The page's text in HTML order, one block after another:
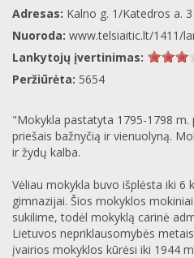
Adresas: Kalno g. 1/Katedros a. 3
Nuoroda: www.telsiaitic.lt/1411/
Lankytojų įvertinimas:
Peržiūrėta: 5654
"Mokykla pastatyta 1795-1798 m.
priešais bažnyčią ir vienuolyną.
ir žydų kalba.
Vėliau mokykla buvo išplėsta iki 6
gimnazijai. Šios mokyklos
sukilime, todėl mokyklą carinė
Lietuvos nepriklausomybės
įvairios mokyklos kūrėsi iki 1944